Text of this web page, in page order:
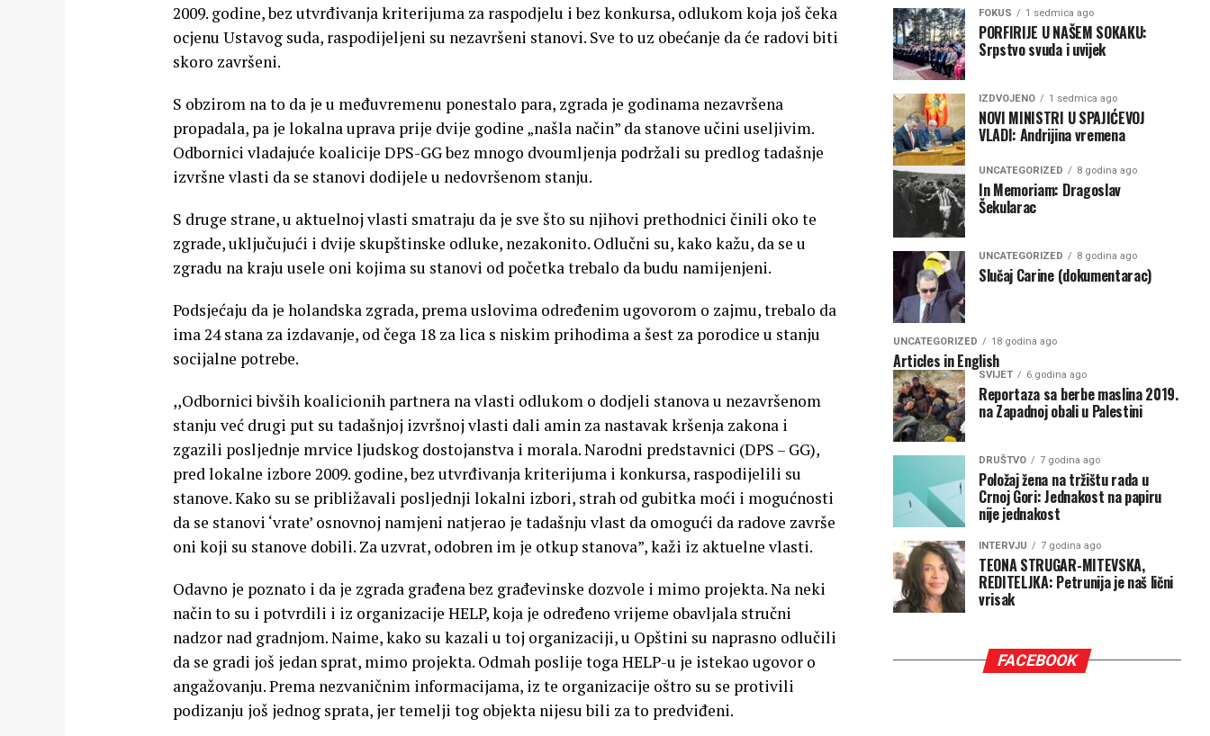
2009. godine, bez utvrđivanja kriterijuma za raspodjelu i bez konkursa, odlukom koja još čeka
ocjenu Ustavog suda, raspodijeljeni su nezavršeni stanovi. Sve to uz obećanje da će radovi biti
skoro završeni.
S obzirom na to da je u međuvremenu ponestalo para, zgrada je godinama nezavršena
propadala, pa je lokalna uprava prije dvije godine „našla način” da stanove učini useljivim.
Odbornici vladajuće koalicije DPS-GG bez mnogo dvoumljenja podržali su predlog tadašnje
izvršne vlasti da se stanovi dodijele u nedovršenom stanju.
S druge strane, u aktuelnoj vlasti smatraju da je sve što su njihovi prethodnici činili oko te
zgrade, uključujući i dvije skupštinske odluke, nezakonito. Odlučni su, kako kažu, da se u
zgradu na kraju usele oni kojima su stanovi od početka trebalo da budu namijenjeni.
Podsjećaju da je holandska zgrada, prema uslovima određenim ugovorom o zajmu, trebalo da
ima 24 stana za izdavanje, od čega 18 za lica s niskim prihodima a šest za porodice u stanju
socijalne potrebe.
,,Odbornici bivših koalicionih partnera na vlasti odlukom o dodjeli stanova u nezavršenom
stanju već drugi put su tadašnjoj izvršnoj vlasti dali amin za nastavak kršenja zakona i
zgazili posljednje mrvice ljudskog dostojanstva i morala. Narodni predstavnici (DPS – GG),
pred lokalne izbore 2009. godine, bez utvrđivanja kriterijuma i konkursa, raspodijelili su
stanove. Kako su se približavali posljednji lokalni izbori, strah od gubitka moći i mogućnosti
da se stanovi ‘vrate’ osnovnoj namjeni natjerao je tadašnju vlast da omogući da radove završe
oni koji su stanove dobili. Za uzvrat, odobren im je otkup stanova”, kaži iz aktuelne vlasti.
Odavno je poznato i da je zgrada građena bez građevinske dozvole i mimo projekta. Na neki
način to su i potvrdili i iz organizacije HELP, koja je određeno vrijeme obavljala stručni
nadzor nad gradnjom. Naime, kako su kazali u toj organizaciji, u Opštini su naprasno odlučili
da se gradi još jedan sprat, mimo projekta. Odmah poslije toga HELP-u je istekao ugovor o
angažovanju. Prema nezvaničnim informacijama, iz te organizacije oštro su se protivili
podizanju još jednog sprata, jer temelji tog objekta nijesu bili za to predviđeni.
FOKUS 1 sedmica ago
PORFIRIJE U NAŠEM SOKAKU:
Srpstvo svuda i uvijek
IZDVOJENO 1 sedmica ago
NOVI MINISTRI U SPAJIĆEVOJ
VLADI: Andrijina vremena
UNCATEGORIZED 8 godina ago
In Memoriam: Dragoslav
Šekularac
UNCATEGORIZED 8 godina ago
Slučaj Carine (dokumentarac)
UNCATEGORIZED 18 godina ago
Articles in English
SVIJET 6 godina ago
Reportaza sa berbe maslina 2019.
na Zapadnoj obali u Palestini
DRUŠTVO 7 godina ago
Položaj žena na tržištu rada u
Crnoj Gori: Jednakost na papiru
nije jednakost
INTERVJU 7 godina ago
TEONA STRUGAR-MITEVSKA,
REDITELJKA: Petrunija je naš lični
vrisak
FACEBOOK